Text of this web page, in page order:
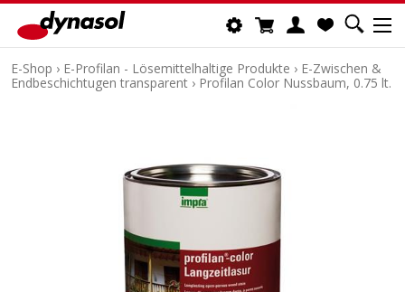
E-Shop › E-Profilan - Lösemittelhaltige Produkte › E-Zwischen &
Endbeschichtugen transparent › Profilan Color Nussbaum, 0.75 lt.